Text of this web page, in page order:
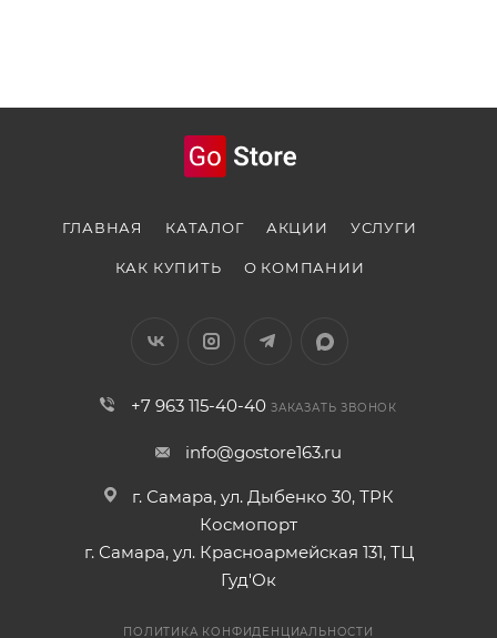
ЯРКИЙ ДИСПЛЕЙ
Always-On, вы сможете настраивать яркость в
экрана придают часам элегантный вид.
ФУНКЦИОНАЛЬНЫЕ И
кислорода в крови, а также следить за женским
здоровьем. Они составляют детальные отчеты о
вашем сне и даже могут точно измерять вашу
температуру тела. А благодаря голосовому
помощнику Siri, получить нужную информацию
ГЛАВНАЯ КАТАЛОГ АКЦИИ УСЛУГИ
КАК КУПИТЬ О КОМПАНИИ
+7 963 115-40-40 ЗАКАЗАТЬ ЗВОНОК
info@gostore163.ru
г. Самара, ул. Дыбенко 30, ТРК
Космопорт
г. Самара, ул. Красноармейская 131, ТЦ
Гуд'Ок
ПОЛИТИКА КОНФИДЕНЦИАЛЬНОСТИ